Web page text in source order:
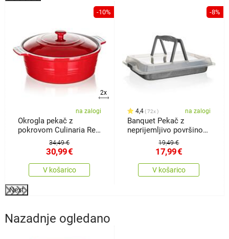
-10%
2x
na zalogi
Okrogla pekač z
pokrovom Culinaria Red
34,49 €
30,99€
V košarico
-8%
4,4 72x na zalogi
Banquet Pekač z
neprijemljivo površino
Granite spokrovom, 42 x
29 x 4,5 cm
19,49 €
17,99€
V košarico
Next
Nazadnje ogledano